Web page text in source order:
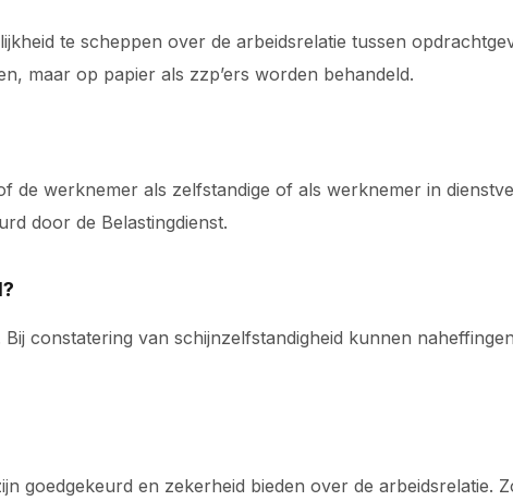
te scheppen over de arbeidsrelatie tussen
maar op papier als zzp’ers worden behandeld.
werknemer als zelfstandige of als werknemer in
door de Belastingdienst.
constatering van schijnzelfstandigheid kunnen
goedgekeurd en zekerheid bieden over de arbeidsrelatie.